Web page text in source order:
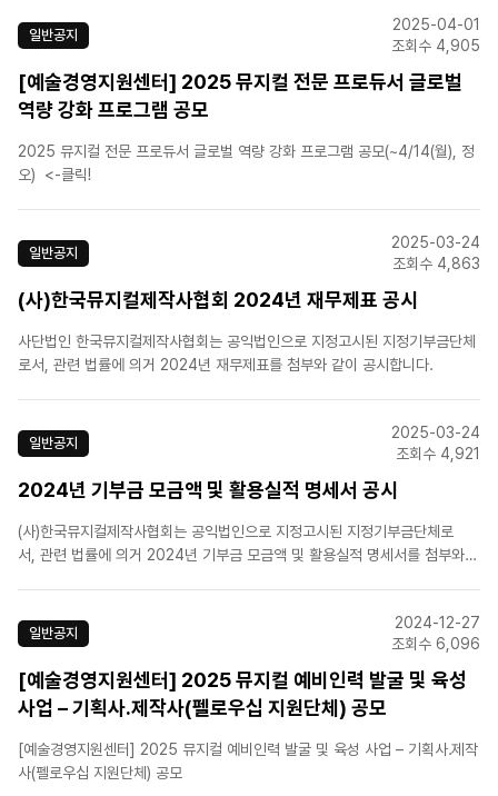
절차를 배우는 기본 과정과 ▴해외 선진 콘텐츠 시장 진출 전략..
일반공지
2025-04-01
조회수 4,905
[예술경영지원센터] 2025 뮤지컬 전문 프로듀서 글로벌
역량 강화 프로그램 공모
2025 뮤지컬 전문 프로듀서 글로벌 역량 강화 프로그램 공모(~4/14(월), 정
오) <-클릭!
일반공지
2025-03-24
조회수 4,863
(사)한국뮤지컬제작사협회 2024년 재무제표 공시
사단법인 한국뮤지컬제작사협회는 공익법인으로 지정고시된 지정기부금단체
로서, 관련 법률에 의거 2024년 재무제표를 첨부와 같이 공시합니다.
일반공지
2025-03-24
조회수 4,921
2024년 기부금 모금액 및 활용실적 명세서 공시
(사)한국뮤지컬제작사협회는 공익법인으로 지정고시된 지정기부금단체로
서, 관련 법률에 의거 2024년 기부금 모금액 및 활용실적 명세서를 첨부와
일반공지
2024-12-27
조회수 6,096
[예술경영지원센터] 2025 뮤지컬 예비인력 발굴 및 육성
사업 – 기획사․제작사(펠로우십 지원단체) 공모
[예술경영지원센터] 2025 뮤지컬 예비인력 발굴 및 육성 사업 – 기획사․제작
사(펠로우십 지원단체) 공모